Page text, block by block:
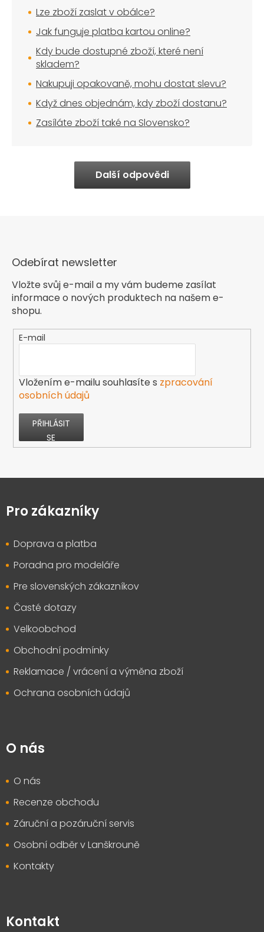
Lze zboží zaslat v obálce?
Jak funguje platba kartou online?
Kdy bude dostupné zboží, které není
skladem?
Nakupuji opakovaně, mohu dostat slevu?
Když dnes objednám, kdy zboží dostanu?
Zasíláte zboží také na Slovensko?
Další odpovědi
Odebírat newsletter
Vložte svůj e-mail a my vám budeme zasílat
informace o nových produktech na našem e-
shopu.
E-mail
Vložením e-mailu souhlasíte s zpracování
osobních údajů
PŘIHLÁSIT
SE
pPro zákazníky
Doprava a platba
Poradna pro modeláře
Pre slovenských zákazníkov
Časté dotazy
Velkoobchod
Obchodní podmínky
Reklamace / vrácení a výměna zboží
Ochrana osobních údajů
O nás
O nás
Recenze obchodu
Záruční a pozáruční servis
Osobní odběr v Lanškrouně
Kontakty
Kontakt